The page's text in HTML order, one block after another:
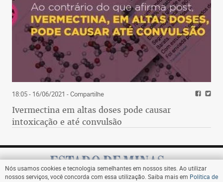
18:05 - 16/06/2021 - Compartilhe
Ivermectina em altas doses pode causar
intoxicação e até convulsão
Nós usamos cookies e tecnologia semelhantes em nossos sites. Ao utilizar
nossos serviços, você concorda com essa utilização. Saiba mais em Política de